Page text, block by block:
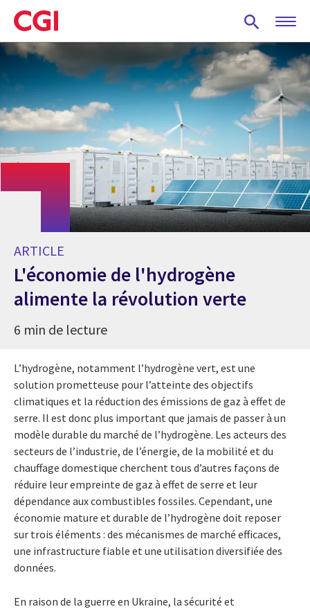
Skip
to
main
content
ARTICLE
L'économie de l'hydrogène
alimente la révolution verte
6 min de lecture
L’hydrogène, notamment l’hydrogène vert, est une
solution prometteuse pour l’atteinte des objectifs
climatiques et la réduction des émissions de gaz à effet de
serre. Il est donc plus important que jamais de passer à un
modèle durable du marché de l’hydrogène. Les acteurs des
secteurs de l’industrie, de l’énergie, de la mobilité et du
chauffage domestique cherchent tous d’autres façons de
réduire leur empreinte de gaz à effet de serre et leur
dépendance aux combustibles fossiles. Cependant, une
économie mature et durable de l’hydrogène doit reposer
sur trois éléments : des mécanismes de marché efficaces,
une infrastructure fiable et une utilisation diversifiée des
données.
En raison de la guerre en Ukraine, la sécurité et